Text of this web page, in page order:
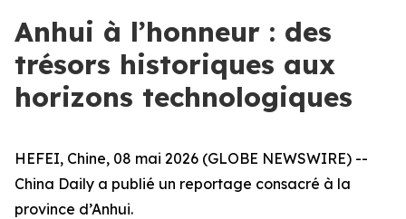
Anhui à l’honneur : des
trésors historiques aux
horizons technologiques
HEFEI, Chine, 08 mai 2026 (GLOBE NEWSWIRE) --
China Daily a publié un reportage consacré à la
province d’Anhui.